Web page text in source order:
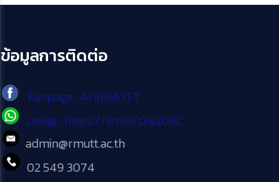
ข้อมูลการติดต่อ
Fanpage : AritRMUTT
Line@ : https://lin.ee/tXe209C
admin@rmutt.ac.th
02 549 3074